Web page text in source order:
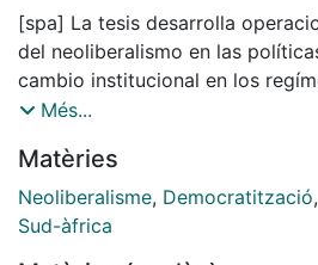
[spa] La tesis desarrolla operacionalmente la cuestión
del neoliberalismo en las
cambio institucional en los
con pasado autoritario reciente,
las trayectorias de la
ambas sociedades singulares se
de la sociología comparativa y
Més...
Matèries
Neoliberalisme, Democratització,
Sud-àfrica